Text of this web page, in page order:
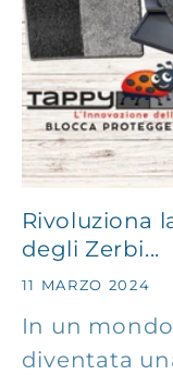
Rivoluziona
degli Zerbi...
11 MARZO 2024
In un
diventata